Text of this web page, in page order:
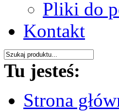
Pliki do
Kontakt
Tu jesteś:
Strona